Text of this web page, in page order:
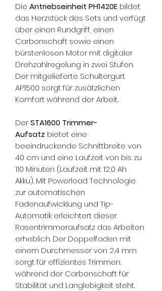
Die Antriebseinheit PH1420E bildet
das Herzstück des Sets und verfügt
über einen Rundgriff, einen
Carbonschaft sowie einen
bürstenlosen Motor mit digitaler
Drehzahlregelung in zwei Stufen.
Der mitgelieferte Schultergurt
AP1500 sorgt für zusätzlichen
Komfort während der Arbeit.
DerSTA1600 Trimmer-
Aufsatz bietet eine
beeindruckende Schnittbreite von
40 cm und eine Laufzeit von bis zu
110 Minuten (Laufzeit mit 12,0 Ah
Akku). Mit Powerload Technologie
zur automatischen
Fadenaufwicklung und Tip-
Automatik erleichtert dieser
Rasentrimmeraufsatz das Arbeiten
erheblich. Der Doppelfaden mit
einem Durchmesser von 2,4 mm
sorgt für effizientes Trimmen,
während der Carbonschaft für
Stabilität und Langlebigkeit steht.